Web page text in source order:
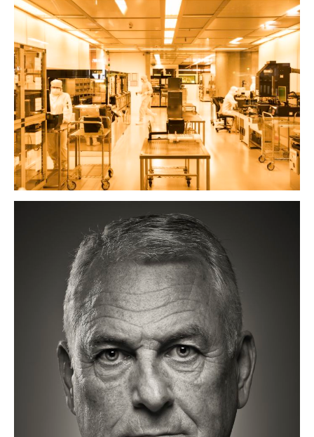
arbeitswelten
kampagnen